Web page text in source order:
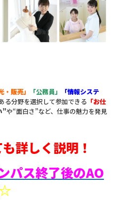
・販売」 「公務員」
「情報システ
る分野を選択して参加できる 「お仕
”や“面白さ”など、仕事の魅力を発見
詳しく説明！
パス終了後のAO